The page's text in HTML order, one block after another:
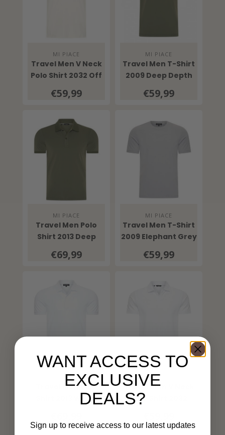
MI PIACE
Travel Men V Neck
Polo Shirt 2032 Off
€59,99
MI PIACE
Travel Men T-Shirt
2009 Deep Depth
€59,99
MI PIACE
Travel Men Polo
Shirt 2013 Deep
€69,99
MI PIACE
Travel Men T-Shirt
2009 Elephant Grey
€59,99
MI PIACE
Travel Men Polo
Shirt 2013 White
MI PIACE
Travel Men V Neck
Polo Shirt 2032
WANT ACCESS TO
EXCLUSIVE
DEALS?
Sign up to receive access to our latest updates